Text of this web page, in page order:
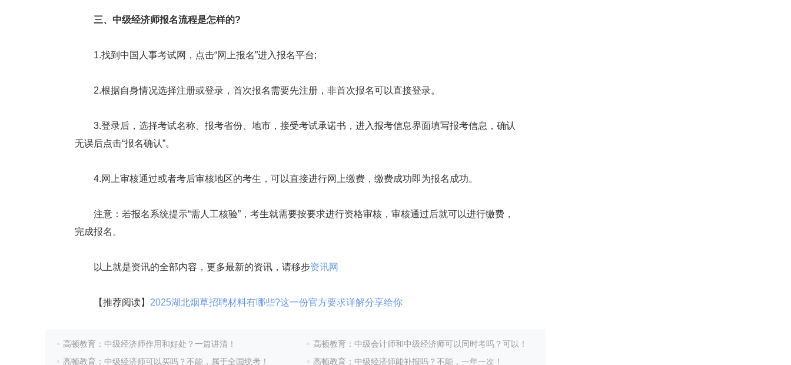
三、中级经济师报名流程是怎样的?
1.找到中国人事考试网，点击“网上报名”进入报名平台;
2.根据自身情况选择注册或登录，首次报名需要先注册，非首次报名可以直接登录。
3.登录后，选择考试名称、报考省份、地市，接受考试承诺书，进入报考信息界面填写报考信息，确认
无误后点击“报名确认”。
4.网上审核通过或者考后审核地区的考生，可以直接进行网上缴费，缴费成功即为报名成功。
注意：若报名系统提示“需人工核验”，考生就需要按要求进行资格审核，审核通过后就可以进行缴费，
完成报名。
以上就是资讯的全部内容，更多最新的资讯，请移步资讯网
【推荐阅读】 2025湖北烟草招聘材料有哪些?这一份官方要求详解分享给你
高顿教育：中级经济师作用和好处？一篇讲清！
高顿教育：中级会计师和中级经济师可以同时考吗？可以！
高顿教育：中级经济师可以买吗？不能，属于全国统考！
高顿教育：中级经济师能补报吗？不能，一年一次！